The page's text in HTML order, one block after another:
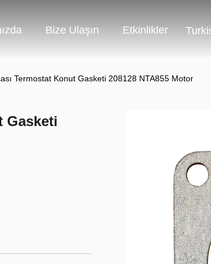
Bize Ulaşın Etkinlikler
Termostat Konut Gasketi 208128 NTA855 Motor
Gasketi